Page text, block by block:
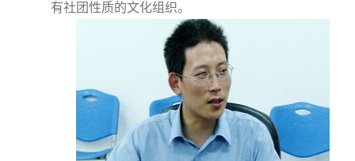
有社团性质的文化组织。